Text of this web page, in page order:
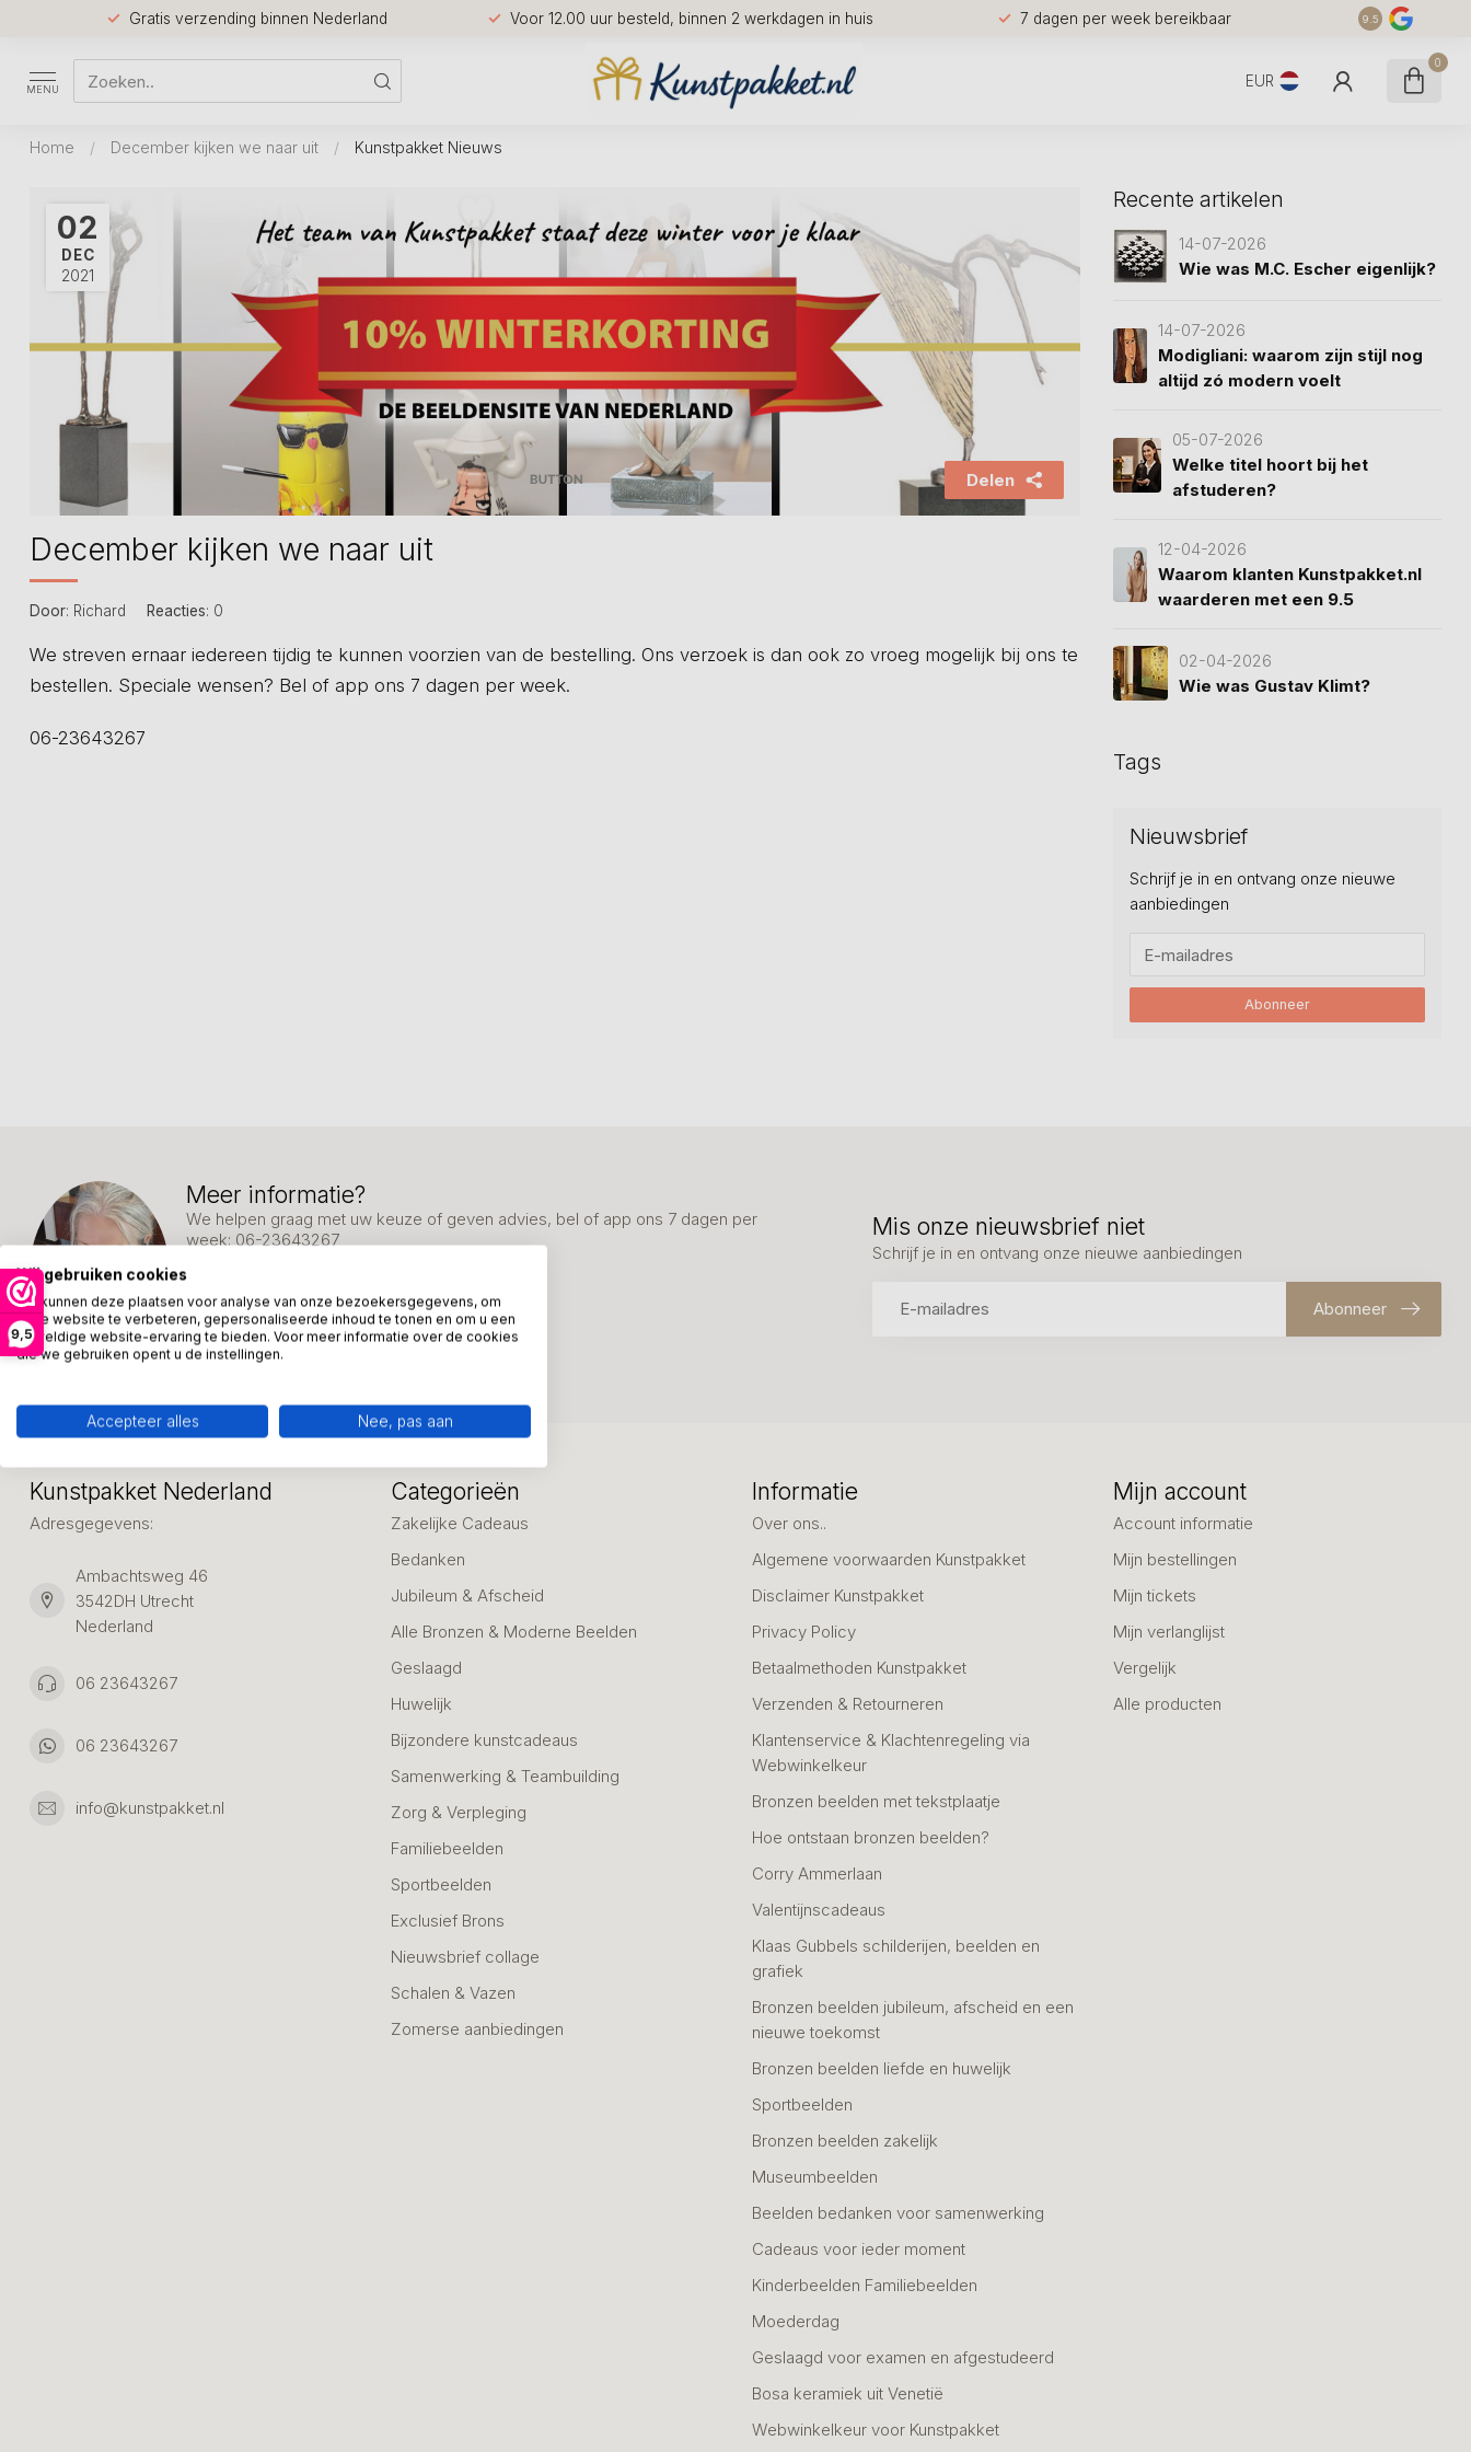
9,5
Gratis verzending binnen Nederland Voor 12.00 uur besteld, binnen 2 werkdagen in huis 7 dagen per week bereikbaar 9.5
MENU EUR
0
Home / December kijken we naar uit / Kunstpakket Nieuws
02
DEC
2021
Delen
December kijken we naar uit
Door: Richard Reacties: 0
We streven ernaar iedereen tijdig te kunnen voorzien van de bestelling. Ons verzoek is dan ook zo vroeg mogelijk bij ons te
bestellen. Speciale wensen? Bel of app ons 7 dagen per week.
06-23643267
Recente artikelen
14-07-2026
Wie was M.C. Escher eigenlijk?
14-07-2026
Modigliani: waarom zijn stijl nog
altijd zó modern voelt
05-07-2026
Welke titel hoort bij het
afstuderen?
12-04-2026
Waarom klanten Kunstpakket.nl
waarderen met een 9.5
02-04-2026
Wie was Gustav Klimt?
Tags
Nieuwsbrief
Schrijf je in en ontvang onze nieuwe
aanbiedingen
Abonneer
Meer informatie?
We helpen graag met uw keuze of geven advies, bel of app ons 7 dagen per
week: 06-23643267
Klantenservice
Mis onze nieuwsbrief niet
Schrijf je in en ontvang onze nieuwe aanbiedingen
Abonneer
Kunstpakket Nederland
Adresgegevens:
Ambachtsweg 46
3542DH Utrecht
Nederland
06 23643267
06 23643267
info@kunstpakket.nl
Categorieën
Zakelijke Cadeaus
Bedanken
Jubileum & Afscheid
Alle Bronzen & Moderne Beelden
Geslaagd
Huwelijk
Bijzondere kunstcadeaus
Samenwerking & Teambuilding
Zorg & Verpleging
Familiebeelden
Sportbeelden
Exclusief Brons
Nieuwsbrief collage
Schalen & Vazen
Zomerse aanbiedingen
Informatie
Over ons..
Algemene voorwaarden Kunstpakket
Disclaimer Kunstpakket
Privacy Policy
Betaalmethoden Kunstpakket
Verzenden & Retourneren
Klantenservice & Klachtenregeling via
Webwinkelkeur
Bronzen beelden met tekstplaatje
Hoe ontstaan bronzen beelden?
Corry Ammerlaan
Valentijnscadeaus
Klaas Gubbels schilderijen, beelden en
grafiek
Bronzen beelden jubileum, afscheid en een
nieuwe toekomst
Bronzen beelden liefde en huwelijk
Sportbeelden
Bronzen beelden zakelijk
Museumbeelden
Beelden bedanken voor samenwerking
Cadeaus voor ieder moment
Kinderbeelden Familiebeelden
Moederdag
Geslaagd voor examen en afgestudeerd
Bosa keramiek uit Venetië
Webwinkelkeur voor Kunstpakket
Mijn account
Account informatie
Mijn bestellingen
Mijn tickets
Mijn verlanglijst
Vergelijk
Alle producten
Wij gebruiken cookies
We kunnen deze plaatsen voor analyse van onze bezoekersgegevens, om
onze website te verbeteren, gepersonaliseerde inhoud te tonen en om u een
geweldige website-ervaring te bieden. Voor meer informatie over de cookies
die we gebruiken opent u de instellingen.
Accepteer alles Nee, pas aan